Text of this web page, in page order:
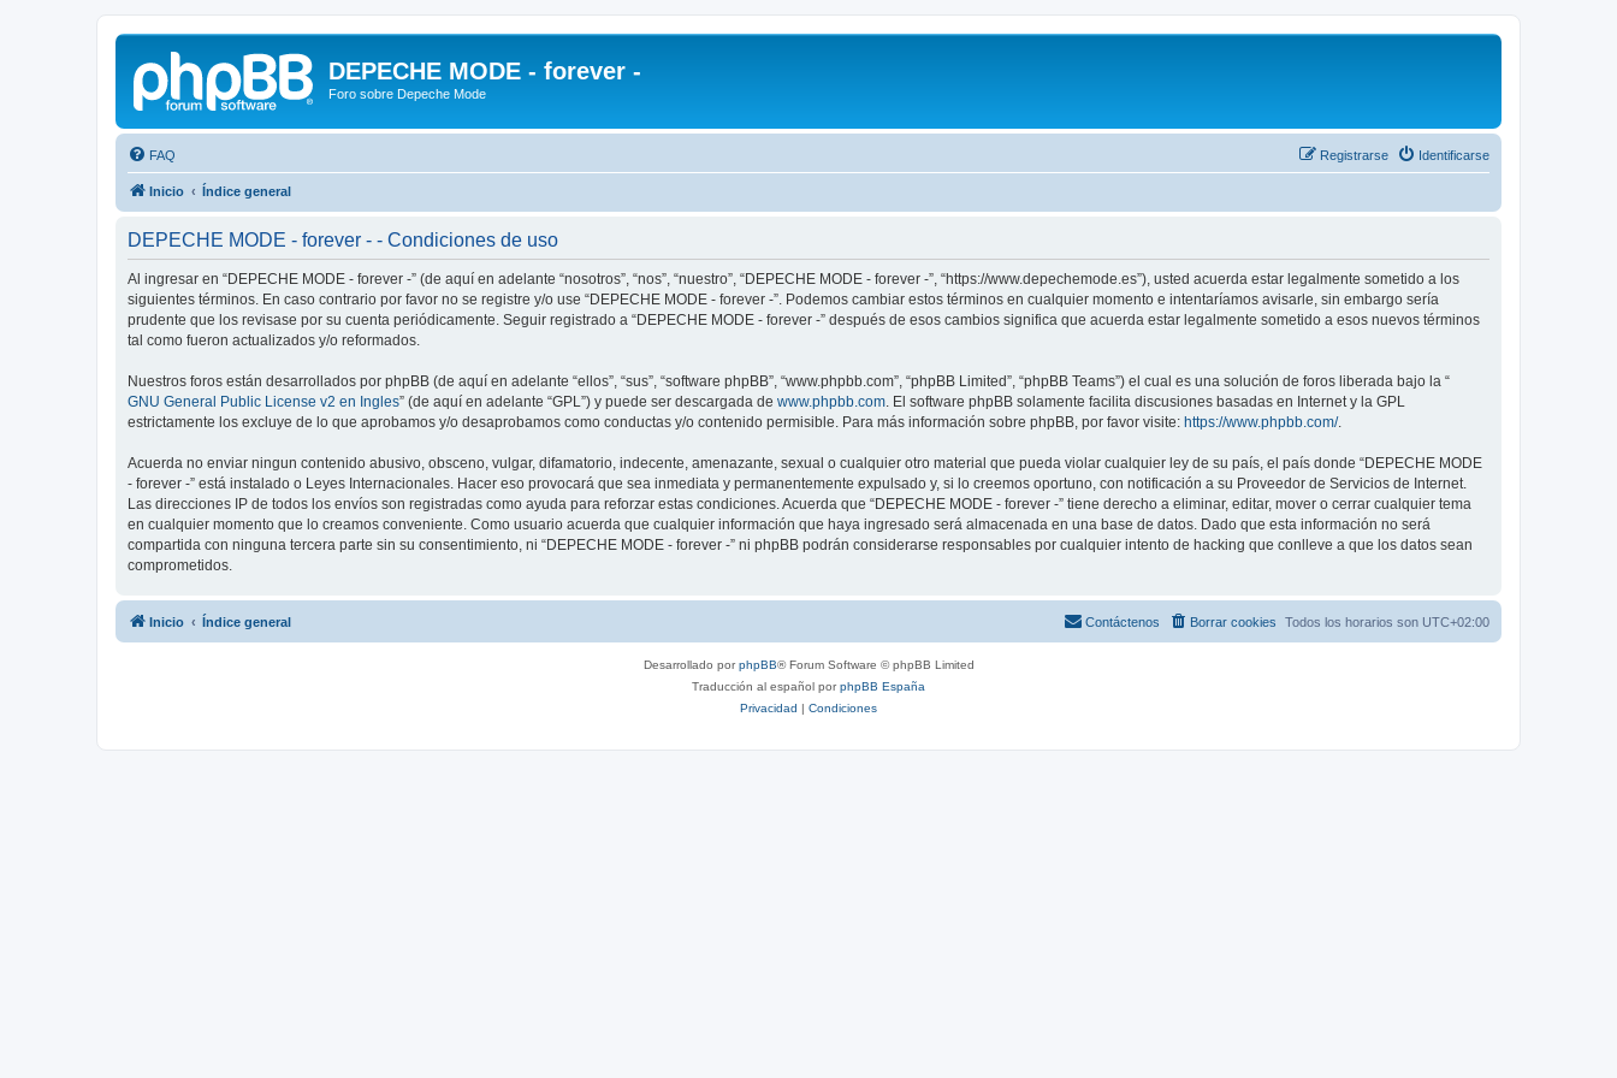
DEPECHE MODE - forever -
Foro sobre Depeche Mode
FAQ Identificarse
Registrarse
Inicio Índice general
DEPECHE MODE - forever - - Condiciones de uso
Al ingresar en “DEPECHE MODE - forever -” (de aquí en adelante “nosotros”, “nos”, “nuestro”, “DEPECHE MODE - forever -”, “https://www.depechemode.es”), usted acuerda estar legalmente sometido a los
siguientes términos. En caso contrario por favor no se registre y/o use “DEPECHE MODE - forever -”. Podemos cambiar estos términos en cualquier momento e intentaríamos avisarle, sin embargo sería
prudente que los revisase por su cuenta periódicamente. Seguir registrado a “DEPECHE MODE - forever -” después de esos cambios significa que acuerda estar legalmente sometido a esos nuevos términos
tal como fueron actualizados y/o reformados.
Nuestros foros están desarrollados por phpBB (de aquí en adelante “ellos”, “sus”, “software phpBB”, “www.phpbb.com”, “phpBB Limited”, “phpBB Teams”) el cual es una solución de foros liberada bajo la “
GNU General Public License v2 en Ingles” (de aquí en adelante “GPL”) y puede ser descargada de www.phpbb.com . El software phpBB solamente facilita discusiones basadas en Internet y la GPL
estrictamente los excluye de lo que aprobamos y/o desaprobamos como conductas y/o contenido permisible. Para más información sobre phpBB, por favor visite: https://www.phpbb.com/.
Acuerda no enviar ningun contenido abusivo, obsceno, vulgar, difamatorio, indecente, amenazante, sexual o cualquier otro material que pueda violar cualquier ley de su país, el país donde “DEPECHE MODE
- forever -” está instalado o Leyes Internacionales. Hacer eso provocará que sea inmediata y permanentemente expulsado y, si lo creemos oportuno, con notificación a su Proveedor de Servicios de Internet.
Las direcciones IP de todos los envíos son registradas como ayuda para reforzar estas condiciones. Acuerda que “DEPECHE MODE - forever -” tiene derecho a eliminar, editar, mover o cerrar cualquier tema
en cualquier momento que lo creamos conveniente. Como usuario acuerda que cualquier información que haya ingresado será almacenada en una base de datos. Dado que esta información no será
compartida con ninguna tercera parte sin su consentimiento, ni “DEPECHE MODE - forever -” ni phpBB podrán considerarse responsables por cualquier intento de hacking que conlleve a que los datos sean
comprometidos.
Inicio Índice general Todos los horarios son UTC+02:00
Borrar cookies
Contáctenos
Desarrollado porphpBB® Forum Software © phpBB Limited
Traducción al español porphpBB España
Privacidad | Condiciones